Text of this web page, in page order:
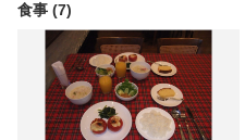
食事 (7)